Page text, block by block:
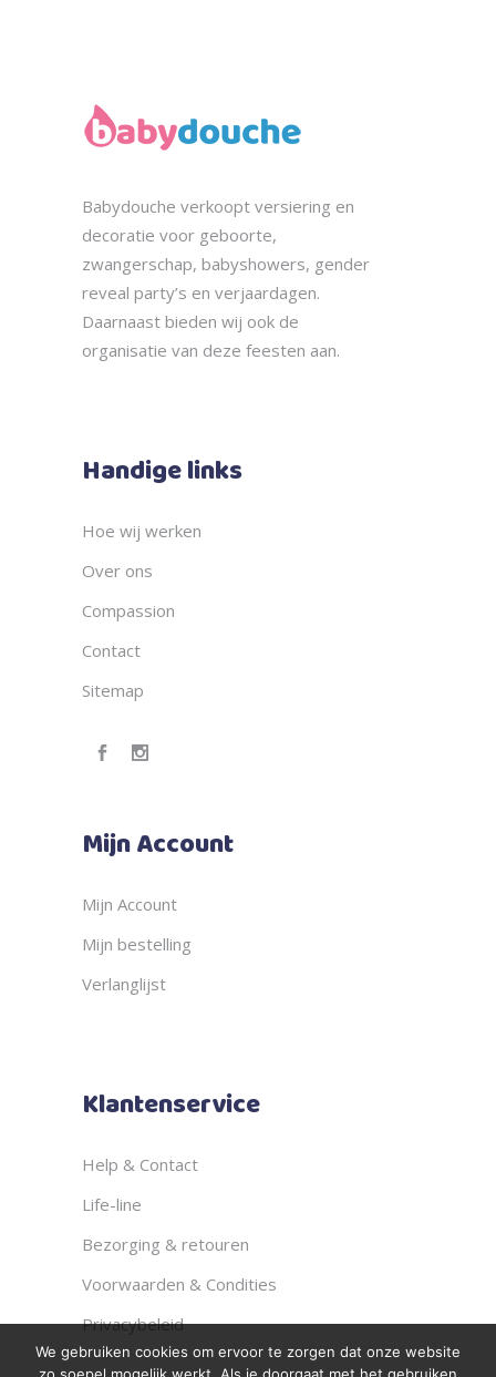
Babydouche verkoopt versiering en
decoratie voor geboorte,
zwangerschap, babyshowers, gender
reveal party’s en verjaardagen.
Daarnaast bieden wij ook de
organisatie van deze feesten aan.
Handige links
Hoe wij werken
Over ons
Compassion
Contact
Sitemap
Mijn Account
Mijn Account
Mijn bestelling
Verlanglijst
Klantenservice
Help & Contact
Life-line
Bezorging & retouren
Voorwaarden & Condities
Privacybeleid
We gebruiken cookies om ervoor te zorgen dat onze website